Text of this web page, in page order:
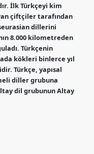
İlk Türkçeyi kim
çiftçiler tarafından
dillerini
8.000 kilometreden
Türkçenin
kökleri binlerce yıl
Türkçe, yapısal
diller grubuna
dil grubunun Altay